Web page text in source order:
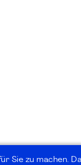
Sie zu machen.